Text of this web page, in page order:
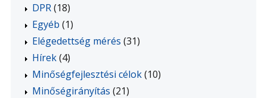
DPR(18)
Egyéb (1)
Elégedettség mérés (31)
Hírek(4)
Minőségfejlesztési célok(10)
Minőségirányítás (21)